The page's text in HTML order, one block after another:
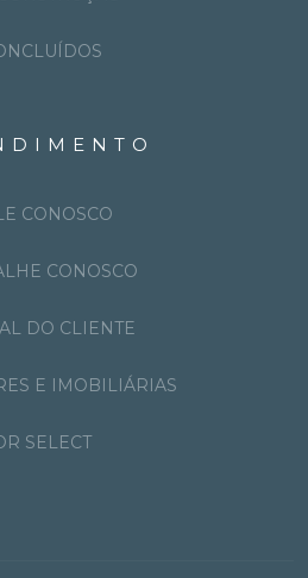
CONOSCO
CONOSCO
DO CLIENTE
E IMOBILIÁRIAS
SELECT